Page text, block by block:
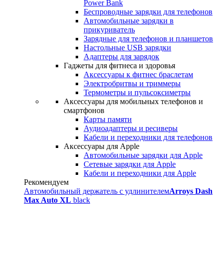
Power Bank
Беспроводные зарядки для телефонов
Автомобильные зарядки в
прикуриватель
Зарядные для телефонов и планшетов
Настольные USB зарядки
Адаптеры для зарядок
Гаджеты для фитнеса и здоровья
Аксессуары к фитнес браслетам
Электробритвы и триммеры
Термометры и пульсоксиметры
Аксессуары для мобильных телефонов и
смартфонов
Карты памяти
Аудиоадаптеры и ресиверы
Кабели и переходники для телефонов
Аксессуары для Apple
Автомобильные зарядки для Apple
Сетевые зарядки для Apple
Кабели и переходники для Apple
Рекомендуем
Автомобильный держатель с удлинителемArroys Dash
Max Auto XL black